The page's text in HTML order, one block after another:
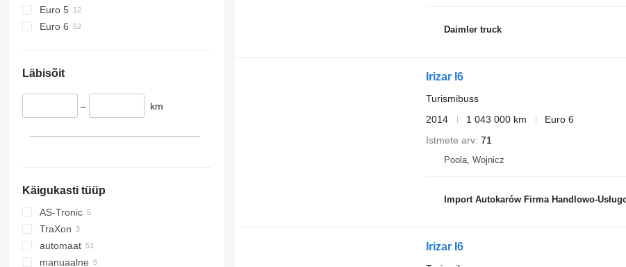
Euro 5
Euro 6
Läbisõit
– km
Käigukasti tüüp
AS-Tronic
TraXon
automaat
manuaalne
Daimler truck
Irizar I6
Turismibuss
2014
1 043 000 km
Euro 6
Istmete arv 71
Poola, Wojnicz
Import Autokarów Firma Handlowo-
Irizar I6